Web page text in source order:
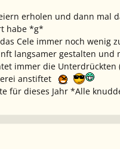
erholen und dann mal
habe *g*
Cele immer noch wenig
langsamer gestalten
immer die Unterdrückten
anstiftet
für dieses Jahr *Alle